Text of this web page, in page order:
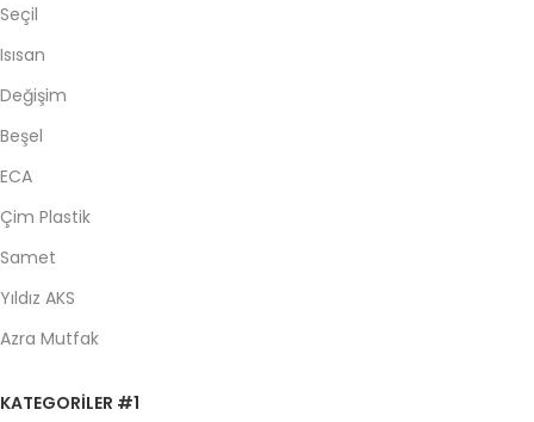
Seçil
Isısan
Değişim
Beşel
ECA
Çim Plastik
Samet
Yıldız AKS
Azra Mutfak
KATEGORILER #1